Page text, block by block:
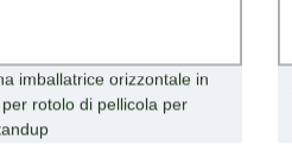
imballatrice orizzontale in
rotolo di pellicola per